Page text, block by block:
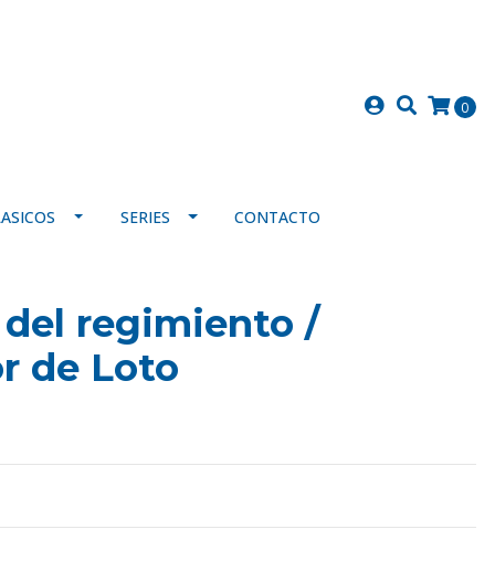
0
SERIES CONTACTO
regimiento /
de Loto